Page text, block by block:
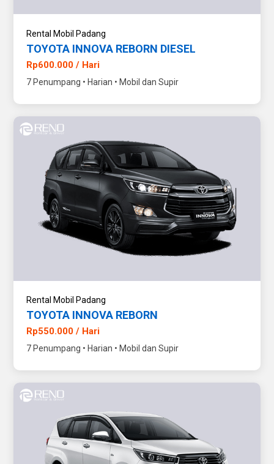
Rental Mobil Padang
TOYOTA INNOVA REBORN DIESEL
Rp600.000 / Hari
7 Penumpang • Harian • Mobil dan Supir
Rental Mobil Padang
TOYOTA INNOVA REBORN
Rp550.000 / Hari
7 Penumpang • Harian • Mobil dan Supir